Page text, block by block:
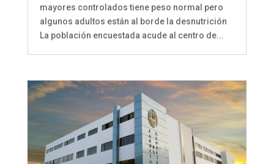
mayores controlados tiene peso normal pero
algunos adultos están al borde la desnutrición
La población encuestada acude al centro de...